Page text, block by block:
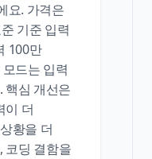
요. 가격은
기준 입력
100만
드는 입력
핵심 개선은
이 더
황을 더
코딩 결함을